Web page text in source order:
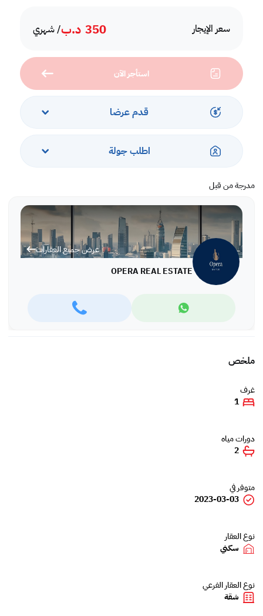
سعر الإيجار 350 د.ب/ شهري
استأجر الآن
قدم عرضا
اطلب جولة
مدرجة من قبل
عرض جميع العقارات
OPERA REAL ESTATE
•مفروشة بالكامل
• موقف خاص
•نادي رياضي
• منطقة الشواء
ملخص
غرف
1
دورات مياه
2
متوفر في
2023-03-03
نوع العقار
سكني
نوع العقار الفرعي
شقة